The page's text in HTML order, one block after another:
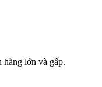
lớn và gấp.